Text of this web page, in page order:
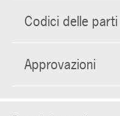
Codici delle parti
Approvazioni